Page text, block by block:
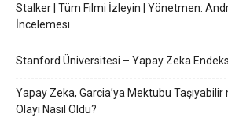
Stalker | Tüm Filmi İzleyin | Yönetmen:
İncelemesi
Stanford Üniversitesi – Yapay Zeka
Yapay Zeka, Garcia’ya Mektubu
Olayı Nasıl Oldu?